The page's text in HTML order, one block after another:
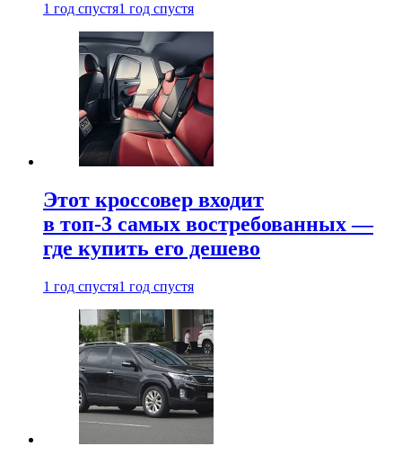
1 год спустя1 год спустя
Этот кроссовер входит
в топ-3 самых востребованных —
где купить его дешево
1 год спустя1 год спустя